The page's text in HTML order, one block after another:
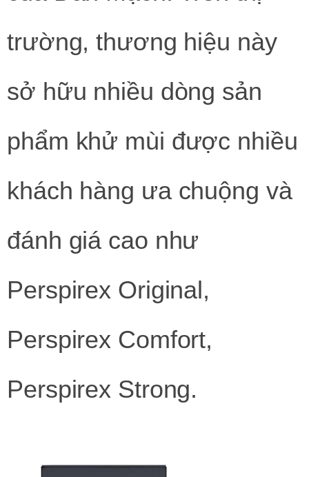
trường, thương hiệu này
sở hữu nhiều dòng sản
phẩm khử mùi được nhiều
khách hàng ưa chuộng và
đánh giá cao như
Perspirex Original,
Perspirex Comfort,
Perspirex Strong.